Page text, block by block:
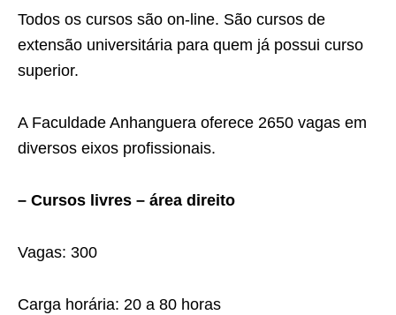
Todos os cursos são on-line. São cursos de
extensão universitária para quem já possui curso
superior.
A Faculdade Anhanguera oferece 2650 vagas em
diversos eixos profissionais.
– Cursos livres – área direito
Vagas: 300
Carga horária: 20 a 80 horas